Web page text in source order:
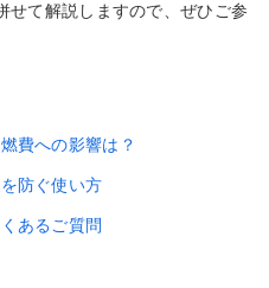
せて解説しますので、ぜひご参
費への影響は？
防ぐ使い方
あるご質問